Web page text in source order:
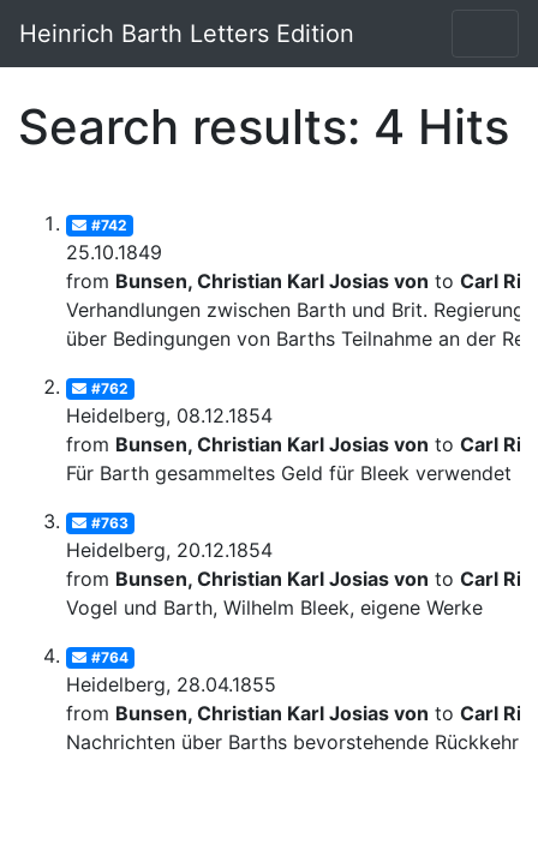
Heinrich Barth Letters Edition
Search results: 4 Hits
#742
25.10.1849
from Bunsen, Christian Karl Josias von to Carl
Verhandlungen zwischen Barth und Brit. Regierung
über Bedingungen von Barths Teilnahme an der
#762
Heidelberg, 08.12.1854
from Bunsen, Christian Karl Josias von to Carl
Für Barth gesammeltes Geld für Bleek verwendet
#763
Heidelberg, 20.12.1854
from Bunsen, Christian Karl Josias von to Carl
Vogel und Barth, Wilhelm Bleek, eigene Werke
#764
Heidelberg, 28.04.1855
from Bunsen, Christian Karl Josias von to Carl
Nachrichten über Barths bevorstehende Rückkehr